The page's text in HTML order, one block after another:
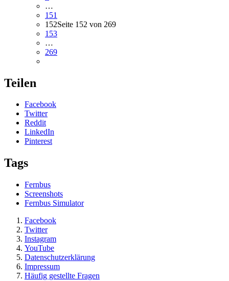
…
151
152Seite 152 von 269
153
…
269
Teilen
Facebook
Twitter
Reddit
LinkedIn
Pinterest
Tags
Fernbus
Screenshots
Fernbus Simulator
Facebook
Twitter
Instagram
YouTube
Datenschutzerklärung
Impressum
Häufig gestellte Fragen